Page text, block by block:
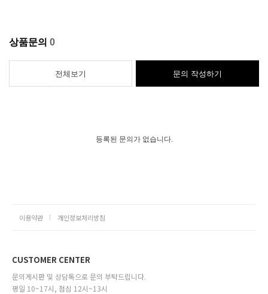
상품문의 0
전체보기 문의 작성하기
등록된 문의가 없습니다.
이용약관 개인정보처리방침
CUSTOMER CENTER
문의게시판 및 상담톡으로 문의 부탁드립니다.
평일 10~17시, 점심 12시~13시